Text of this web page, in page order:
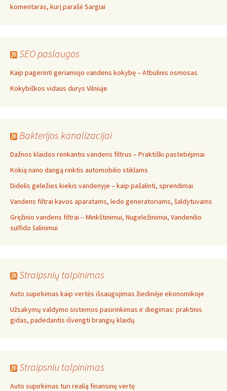
komentaras, kurį parašė Sargiai
SEO paslaugos
Kaip pagerinti geriamojo vandens kokybę – Atbulinis osmosas
Kokybiškos vidaus durys Vilniuje
Bakterijos kanalizacijai
Dažnos klaidos renkantis vandens filtrus – Praktiški pastebėjimai
Kokią nano dangą rinktis automobilio stiklams
Didelis geležies kiekis vandenyje – kaip pašalinti, sprendimai
Vandens filtrai kavos aparatams, ledo generatoriams, šaldytuvams
Gręžinio vandens filtrai – Minkštinimui, Nugeležinimui, Vandenilio
sulfido šalinimui
Straipsnių talpinimas
Auto supirkimas kaip vertės išsaugojimas žiedinėje ekonomikoje
Užsakymų valdymo sistemos pasirinkimas ir diegimas: praktinis
gidas, padedantis išvengti brangių klaidų
Straipsniu talpinimas
Auto supirkimas turi realią finansinę vertę